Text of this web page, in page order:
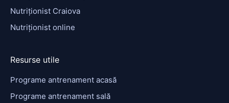
Nutriționist Craiova
Nutriționist online
Resurse utile
Programe antrenament acasă
Programe antrenament sală